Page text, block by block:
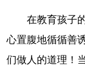
在教育孩子
心置腹地循循善
们做人的道理！